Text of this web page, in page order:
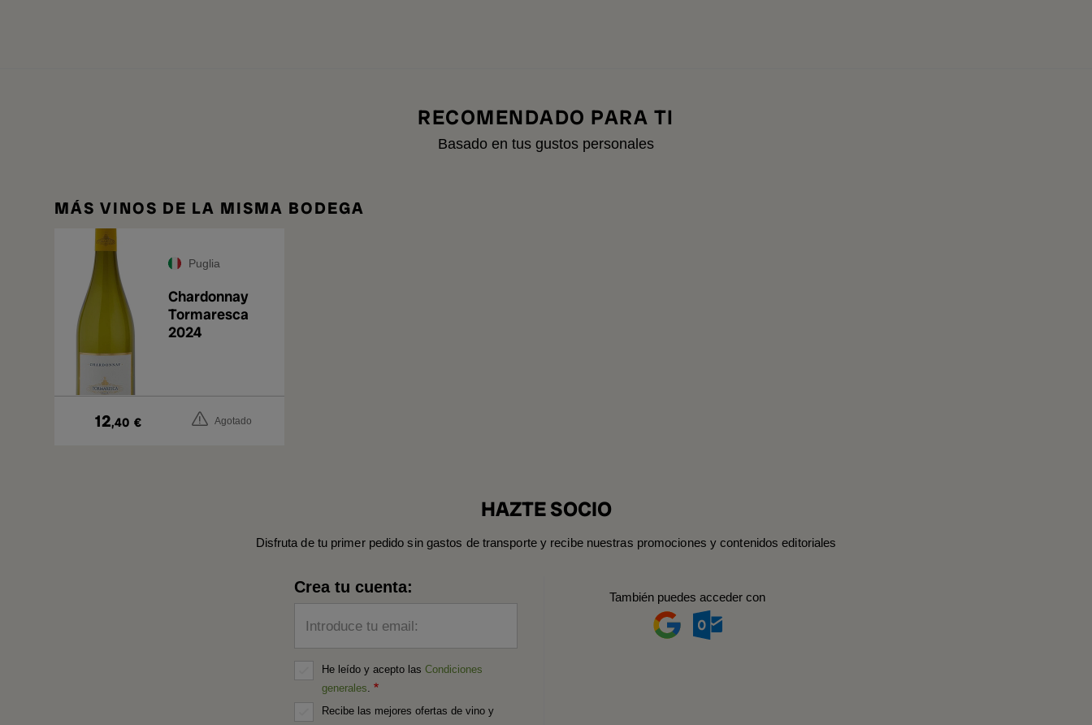
RECOMENDADO PARA TI
Basado en tus gustos personales
MÁS VINOS DE LA MISMA BODEGA
Puglia
Chardonnay
Tormaresca
2024
12,40 € Agotado
HAZTE SOCIO
Disfruta de tu primer pedido sin gastos de transporte y recibe nuestras promociones y contenidos editoriales
Crea tu cuenta:
Introduce tu email:
He leído y acepto las Condiciones
generales.
Recibe las mejores ofertas de vino y
También puedes acceder con